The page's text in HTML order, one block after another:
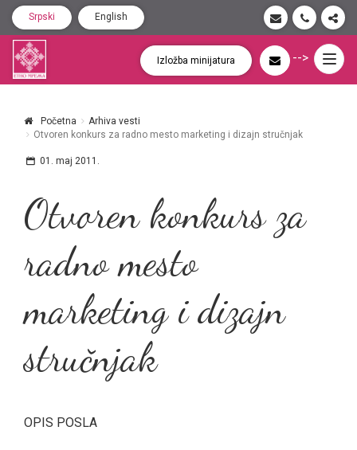
Srpski English
Izložba minijatura -->
Početna
Arhiva vesti
Otvoren konkurs za radno mesto marketing i dizajn stručnjak
01. maj 2011.
Otvoren konkurs za
radno mesto
marketing i dizajn
stručnjak
OPIS POSLA